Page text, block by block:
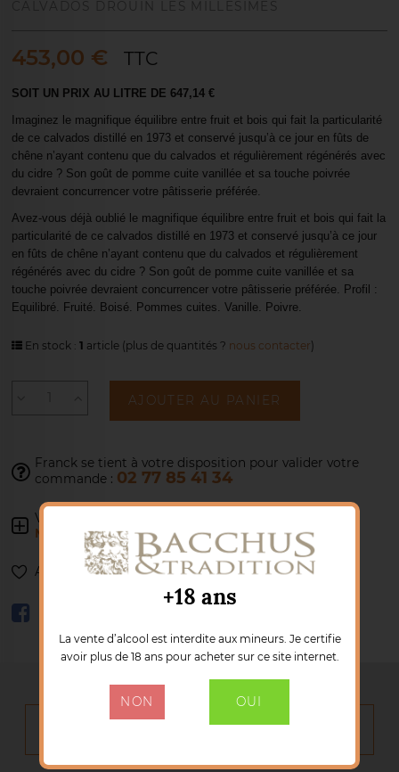
CALVADOS DROUIN LES MILLESIMES
453,00 € TTC
SOIT UN PRIX AU LITRE DE 647,14 €
Imaginez le magnifique équilibre entre fruit et bois qui fait la particularité
de ce calvados distillé en 1973 et conservé jusqu’à ce jour en fûts de
chêne n’ayant contenu que du calvados et régulièrement régénérés avec
du cidre ? Son goût de pomme cuite vanillée et sa touche poivrée
devraient concurrencer votre pâtisserie préférée.
Avez-vous déjà oublié le magnifique équilibre entre fruit et bois qui fait la
particularité de ce calvados distillé en 1973 et conservé jusqu’à ce jour
en fûts de chêne n’ayant contenu que du calvados et régulièrement
régénérés avec du cidre ? Son goût de pomme cuite vanillée et sa
touche poivrée devraient concurrencer votre pâtisserie préférée. Profil :
Equilibré. Fruité. Boisé. Pommes cuites. Vanille. Poivre.
En stock : 1 article(plus de quantités ? nous contacter)
AJOUTER AU PANIER
Franck se tient à votre disposition pour valider votre
commande : 02 77 85 41 34
Voir les autres produits :
MILLESIMES
Ajouter à ma liste de souhaits
DÉTAILS DU PRODUIT
+18 ans
La vente d’alcool est interdite aux mineurs. Je certifie
avoir plus de 18 ans pour acheter sur ce site internet.
NON OUI